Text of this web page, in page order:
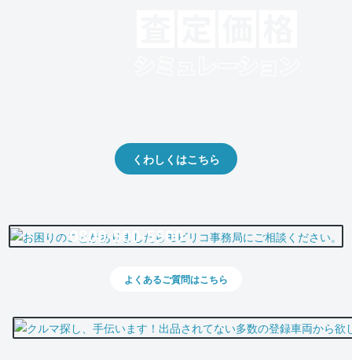
くわしくはこちら
0800-500-5500
よくあるご質問はこちら